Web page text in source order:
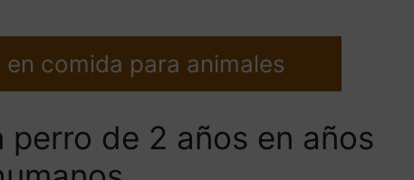
comida para animales
de 2 años en años